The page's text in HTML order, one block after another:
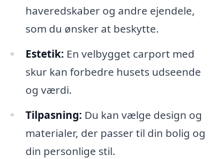
haveredskaber og andre ejendele,
som du ønsker at beskytte.
Estetik: En velbygget carport med
skur kan forbedre husets udseende
og værdi.
Tilpasning: Du kan vælge design og
materialer, der passer til din bolig og
din personlige stil.